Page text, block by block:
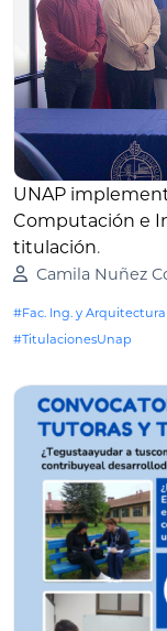
UNAP
Computación e
titulación.
Camila Nuñez
#Fac. Ing. y Arquitectura
#TitulacionesUnap